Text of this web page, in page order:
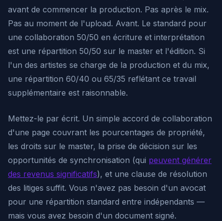
avant de commencer la production. Pas après le mix.
Pas au moment de l'upload. Avant. Le standard pour
une collaboration 50/50 en écriture et interprétation
est une répartition 50/50 sur le master et l'édition. Si
l'un des artistes se charge de la production et du mix,
une répartition 60/40 ou 65/35 reflétant ce travail
supplémentaire est raisonnable.
Mettez-le par écrit. Un simple accord de collaboration
d'une page couvrant les pourcentages de propriété,
les droits sur le master, la prise de décision sur les
opportunités de synchronisation (qui peuvent générer
des revenus significatifs), et une clause de résolution
des litiges suffit. Vous n'avez pas besoin d'un avocat
pour une répartition standard entre indépendants —
mais vous avez besoin d'un document signé.